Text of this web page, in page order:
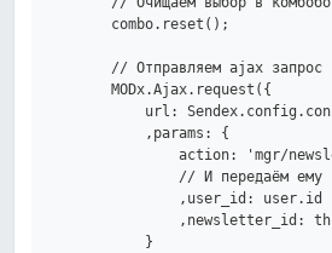
        combo.reset();
// Отправляем ajax запрос
        MODx.Ajax.request({
url:
            ,params: {
action: 'mgr/
// И передаём ему
                ,user_id: user.id
,newsletter_id:
            }